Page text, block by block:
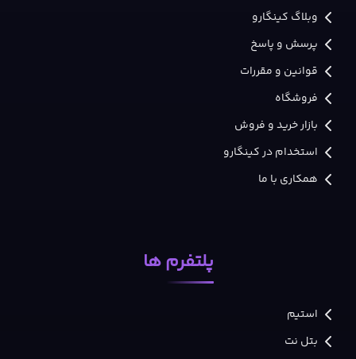
وبلاگ کینگارو
پرسش و پاسخ
قوانین و مقررات
فروشگاه
بازار خرید و فروش
استخدام در کینگارو
همکاری با ما
پلتفرم ها
استیم
بتل نت